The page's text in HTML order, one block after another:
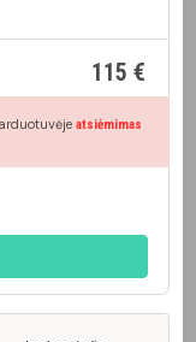
115 €
atsiėmimas